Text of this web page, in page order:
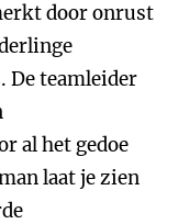
door onrust
De teamleider
al het gedoe
laat je zien